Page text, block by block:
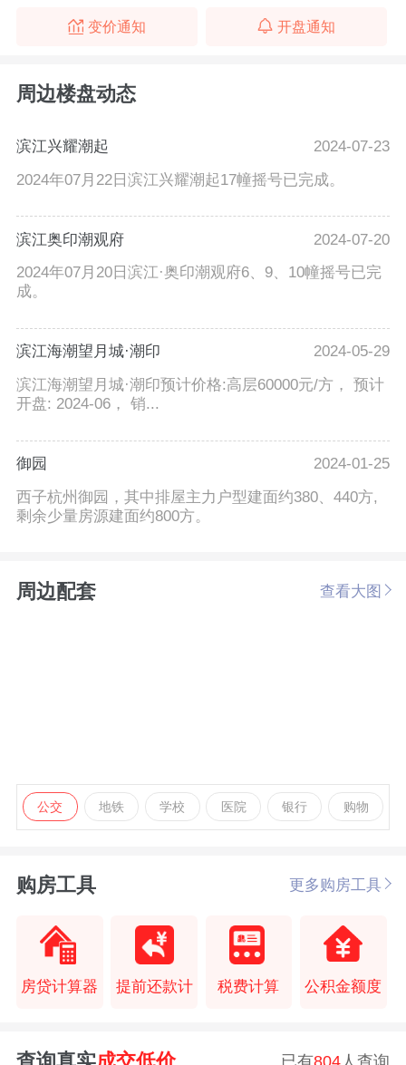
变价通知 开盘通知
周边楼盘动态
滨江兴耀潮起
2024-07-23
2024年07月22日滨江兴耀潮起17幢摇号已完成。
滨江奥印潮观府
2024-07-20
2024年07月20日滨江·奥印潮观府6、9、10幢摇号已完
成。
滨江海潮望月城·潮印
2024-05-29
滨江海潮望月城·潮印预计价格:高层60000元/方， 预计
开盘: 2024-06， 销...
御园
2024-01-25
西子杭州御园，其中排屋主力户型建面约380、440方,
剩余少量房源建面约800方。
周边配套 查看大图
公交 地铁 学校 医院 银行 购物
购房工具 更多购房工具
房贷计算器 提前还款计 税费计算 公积金额度